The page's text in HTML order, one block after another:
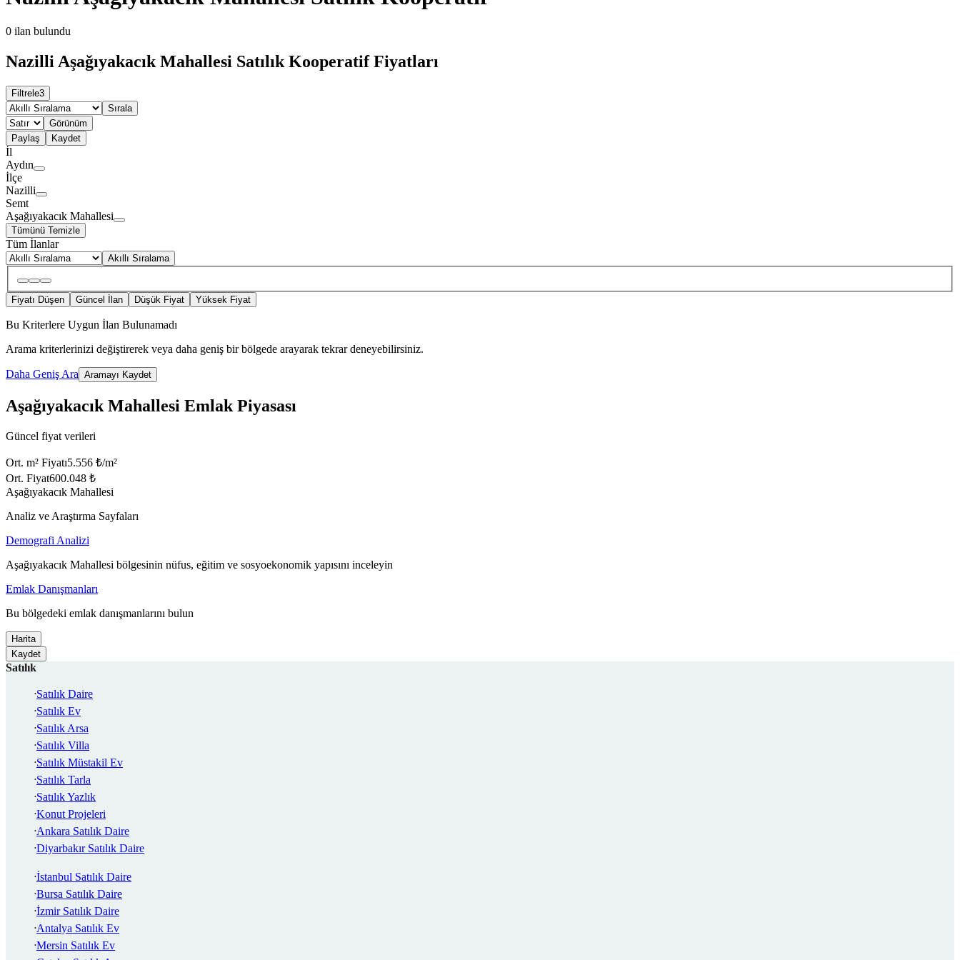
0 ilan bulundu
Nazilli Aşağıyakacık Mahallesi Satılık Kooperatif Fiyatları
Filtrele3
Sırala
Görünüm
Paylaş
Kaydet
İl
Aydın
İlçe
Nazilli
Semt
Aşağıyakacık Mahallesi
Tümünü Temizle
Tüm İlanlar
Akıllı Sıralama
Fiyatı Düşen Güncel İlan Düşük Fiyat Yüksek Fiyat
Bu Kriterlere Uygun İlan Bulunamadı
Arama kriterlerinizi değiştirerek veya daha geniş bir bölgede arayarak tekrar deneyebilirsiniz.
Daha Geniş Ara Aramayı Kaydet
Aşağıyakacık Mahallesi Emlak Piyasası
Güncel fiyat verileri
Ort. m² Fiyatı5.556 ₺/m²
Ort. Fiyat600.048 ₺
Aşağıyakacık Mahallesi
Analiz ve Araştırma Sayfaları
Demografi Analizi
Aşağıyakacık Mahallesi bölgesinin nüfus, eğitim ve sosyoekonomik yapısını inceleyin
Emlak Danışmanları
Bu bölgedeki emlak danışmanlarını bulun
Harita
Kaydet
Satılık
Satılık Daire
Satılık Ev
Satılık Arsa
Satılık Villa
Satılık Müstakil Ev
Satılık Tarla
Satılık Yazlık
Konut Projeleri
Ankara Satılık Daire
Diyarbakır Satılık Daire
İstanbul Satılık Daire
Bursa Satılık Daire
İzmir Satılık Daire
Antalya Satılık Ev
Mersin Satılık Ev